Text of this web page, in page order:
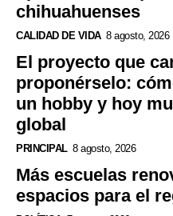
chihuahuenses
CALIDAD DE VIDA 8 agosto, 2026
El proyecto que
proponérselo:
un hobby y hoy
global
PRINCIPAL 8 agosto, 2026
Más escuelas
espacios para el